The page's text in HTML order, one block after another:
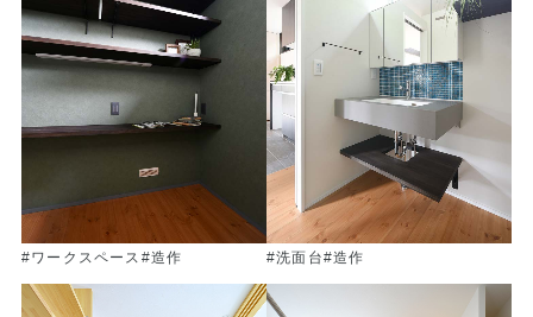
#ワークスペース #造作 #洗面台#造作